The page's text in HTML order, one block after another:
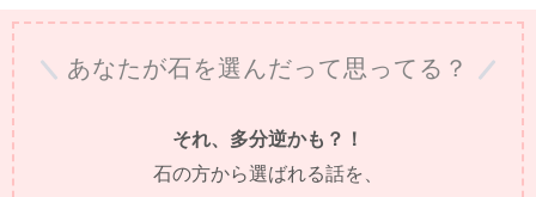
あなたが石を選んだって思ってる？
それ、多分逆かも？！
石の方から選ばれる話を、